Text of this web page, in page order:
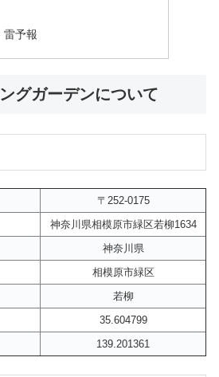
雷予報
グガーデンについて
〒252-0175
神奈川県相模原市緑区若柳1634
神奈川県
相模原市緑区
若柳
35.604799
139.201361